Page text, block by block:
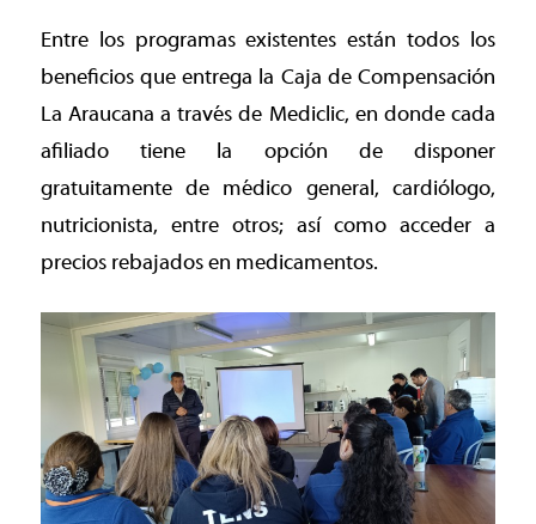
Entre los programas existentes están todos los
beneficios que entrega la Caja de Compensación
La Araucana a través de Mediclic, en donde cada
afiliado tiene la opción de disponer
gratuitamente de médico general, cardiólogo,
nutricionista, entre otros; así como acceder a
precios rebajados en medicamentos.